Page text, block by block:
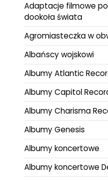
Adaptacje filmowe
dookoła świata
Agromiasteczka w
Albańscy wojskowi
Albumy Atlantic
Albumy Capitol
Albumy Charisma
Albumy Genesis
Albumy koncertowe
Albumy koncertowe